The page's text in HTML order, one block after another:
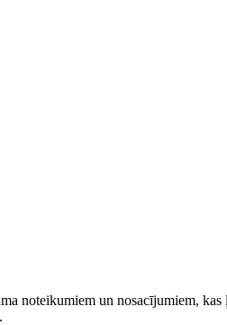
noteikumiem un nosacījumiem,